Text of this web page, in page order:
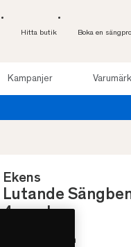
Hitta butik Boka en
Kampanjer
Ekens
Lutande
4-pack
• Modern Design